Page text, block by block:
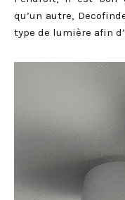
qu’un autre,
type de lumière afin